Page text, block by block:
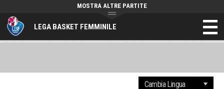
LEGA BASKET FEMMINILE
MOSTRA ALTRE PARTITE